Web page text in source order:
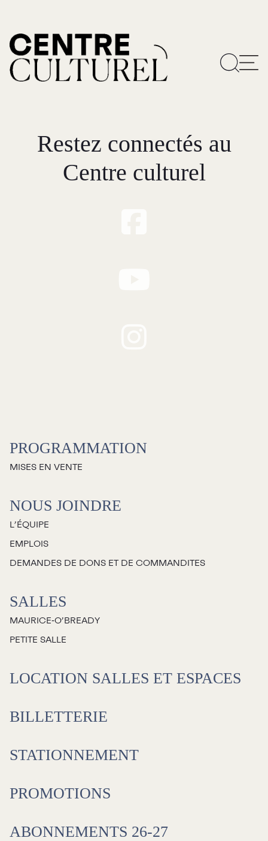
Promotions
Cartes-cadeaux
Jeunesse
Sorties scolaires
Les Mordus
Les vendredis autour du feu de
camp
Carte blanche
La FameUSe
Restez connectés au
Centre culturel
PROGRAMMATION
MISES EN VENTE
NOUS JOINDRE
L’ÉQUIPE
EMPLOIS
DEMANDES DE DONS ET DE COMMANDITES
SALLES
MAURICE‑O’BREADY
PETITE SALLE
LOCATION SALLES ET ESPACES
BILLETTERIE
STATIONNEMENT
PROMOTIONS
ABONNEMENTS 26-27